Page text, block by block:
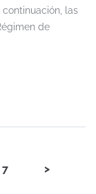
las
de
7 >